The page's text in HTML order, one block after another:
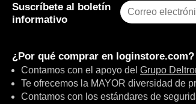
Suscríbete al boletín
informativo
¿Por qué comprar en loginstore.com?
Contamos con el apoyo del Grupo
Te ofrecemos la MAYOR diversidad de
Contamos con los estándares de